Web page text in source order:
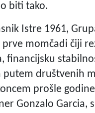
biti tako.
Istre 1961,
momčadi čiji
financijsku
društvenih
prošle
Gonzalo Garcia,